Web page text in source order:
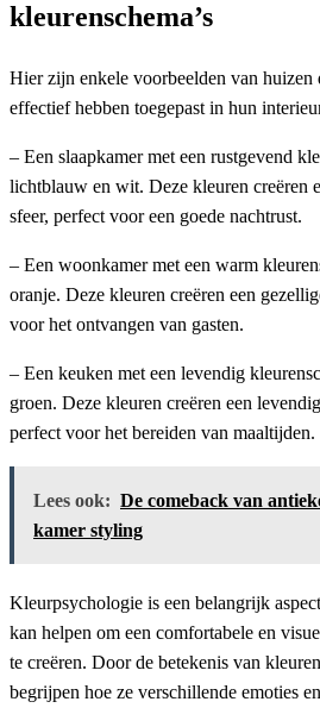
kleurenschema’s
Hier zijn enkele voorbeelden van
effectief hebben toegepast in hun
– Een slaapkamer met een rustgevend
lichtblauw en wit. Deze kleuren creëren
sfeer, perfect voor een goede nachtrust.
– Een woonkamer met een warm
oranje. Deze kleuren creëren een
voor het ontvangen van gasten.
– Een keuken met een levendig
groen. Deze kleuren creëren een
perfect voor het bereiden van maaltijden.
Lees ook: De comeback van
kamer styling
Kleurpsychologie is een belangrijk
kan helpen om een comfortabele en
te creëren. Door de betekenis van
begrijpen hoe ze verschillende emoties